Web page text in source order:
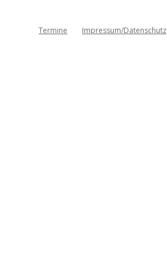
Termine Impressum/Datenschutz